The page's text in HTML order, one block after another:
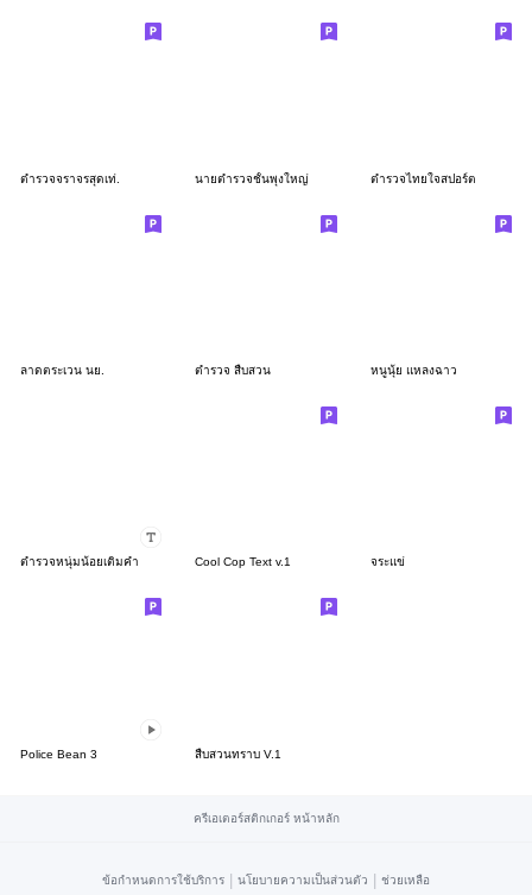
ตำรวจจราจรสุดเท่. นายตำรวจชั้นพุงใหญ่ ตำรวจไทยใจสปอร์ต
ลาดตระเวน นย. ตำรวจ สืบสวน หนูนุ้ย แหลงฉาว
ตำรวจหนุ่มน้อยเติมคำ Cool Cop Text v.1 จระแข่
Police Bean 3 สืบสวนทราบ V.1
ครีเอเตอร์สติกเกอร์ หน้าหลัก
ข้อกำหนดการใช้บริการ | นโยบายความเป็นส่วนตัว | ช่วยเหลือ